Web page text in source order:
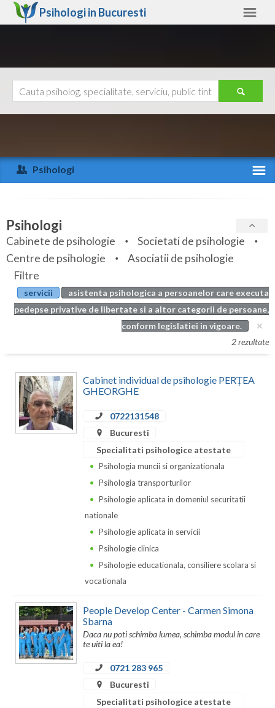
Psihologi in Bucuresti
Arad
Arges
Bihor
Bistrita-Nasaud
Botosani
Braila
Bucuresti
Buzau
Calarasi
Caras-Severin
Giurgiu
Gorj
Harghita
Ajutor
Psihologi
Specialitati
Servicii
Articole
Evenimente
Psihologi
Cabinete de psihologie
Societati de psihologie
Centre de psihologie
Asociatii de psihologie
Filtre
servicii
asistenta psihologica a persoanelor care executa
pedepse privative de libertate si a altor categorii de persoane,
conform legislatiei in vigoare.
2 rezultate
Cabinet individual de psihologie PERȚEA
GHEORGHE
0722131548
Bucuresti
Specialitati psihologice atestate
Psihologia muncii si organizationala
Psihologia transporturilor
Psihologie aplicata in domeniul securitatii
nationale
Psihologie aplicata in servicii
Psihologie clinica
Psihologie educationala, consiliere scolara si
vocationala
People Develop Center - Carmen Simona
Sbarna
Daca nu poti schimba lumea, schimba modul in care
te uiti la ea!
0721 283 965
Bucuresti
Specialitati psihologice atestate